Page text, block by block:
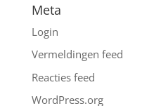
Meta
Login
Vermeldingen feed
Reacties feed
WordPress.org